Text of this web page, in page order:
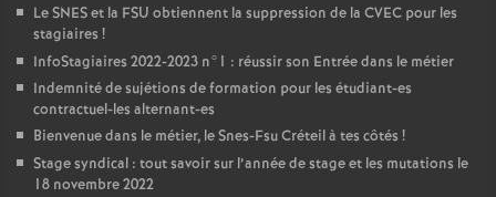
LeSNESet la FSU obtiennent la suppression de la CVEC pour les
stagiaires !
InfoStagiaires 2022-2023 n°1 : réussir son Entrée dans le métier
Indemnité de sujétions de formation pour les étudiant-es
contractuel-les alternant-es
Bienvenue dans le métier, le Snes-Fsu Créteil à tes côtés !
Stage syndical : tout savoir sur l’année de stage et les mutations le
18 novembre 2022